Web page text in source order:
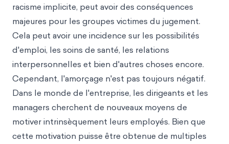
racisme implicite, peut avoir des conséquences
majeures pour les groupes victimes du jugement.
Cela peut avoir une incidence sur les possibilités
d'emploi, les soins de santé, les relations
interpersonnelles et bien d'autres choses encore.
Cependant, l'amorçage n'est pas toujours négatif.
Dans le monde de l'entreprise, les dirigeants et les
managers cherchent de nouveaux moyens de
motiver intrinsèquement leurs employés. Bien que
cette motivation puisse être obtenue de multiples